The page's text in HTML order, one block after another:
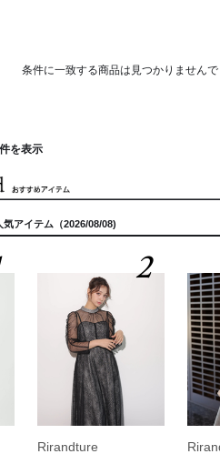
条件に一致する商品は見つかりません
件を表示
アイテム（2026/08/08)
2
Rirandture